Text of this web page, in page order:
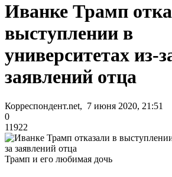
Иванке Трамп
выступлении в
университетах из-
заявлений отца
Корреспондент.net, 7 июня 2020, 21:51
0
11922
Трамп и его любимая дочь